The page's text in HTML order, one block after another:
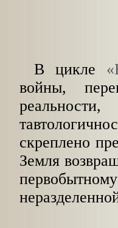
В цикле
войны,
скреплено
Земля